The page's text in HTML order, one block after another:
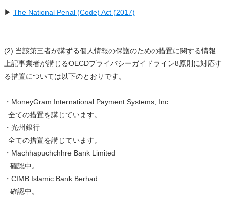
▶ The National Penal (Code) Act (2017)
(2) 当該第三者が講ずる個人情報の保護のための措置に関する情報
上記事業者が講じるOECDプライバシーガイドライン8原則に対応す
る措置については以下のとおりです。
・MoneyGram International Payment Systems, Inc.
全ての措置を講じています。
・光州銀行
全ての措置を講じています。
・Machhapuchchhre Bank Limited
確認中。
・CIMB Islamic Bank Berhad
確認中。